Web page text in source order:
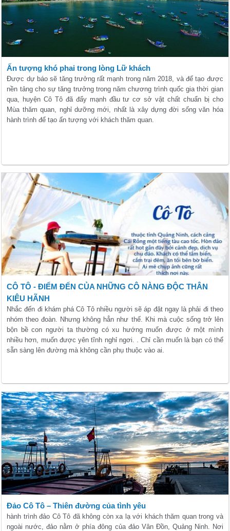
Ấn tượng khó phai trong lòng Lữ khách
Được dự báo sẽ tăng trưởng rất mạnh trong năm 2018, và để tạo được
nền tảng cho sự tăng trưởng trong năm chương trình quốc gia thời gian
qua, huyện Cô Tô đã đẩy mạnh đầu tư cơ sở vật chất chuẩn bị cho
Mùa thăm quan, nghỉ dưỡng mới, nhất là xây dựng đời sống văn hóa
hành trình để tạo ấn tượng với khách thăm quan.
CÔ TÔ - ĐIỂM ĐẾN CỦA NHỮNG CÔ NÀNG ĐỘC THÂN
KIÊU HÃNH
Nhắc đến đi khám phá Cô Tô nhiều người sẽ áp đặt ngay là phải đi theo
nhóm theo đoàn. Nhưng không hẳn như thế. Khi mà cuộc sống trở lên
bộn bề con người ta thường có xu hướng muốn được ở một mình
nhiều hơn, muốn được yên tĩnh nghỉ ngơi. . Chỉ cần muốn là bạn có thể
sẵn sàng lên đường mà không cần phụ thuộc vào ai.
Đảo Cô Tô – Thiên đường của tình yêu
hành trình đảo Cô Tô đã không còn xa lạ với khách thăm quan trong và
ngoài nước, đảo nằm ở phía đông của đảo Vân Đồn, Quảng Ninh. Nơi